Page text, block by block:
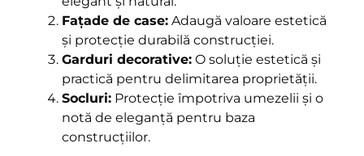
Fațade de case:Adaugă valoare estetică
și protecție durabilă construcției.
Garduri decorative:O soluție estetică și
practică pentru delimitarea proprietății.
Socluri:Protecție împotriva umezelii și o
notă de eleganță pentru baza
construcțiilor.